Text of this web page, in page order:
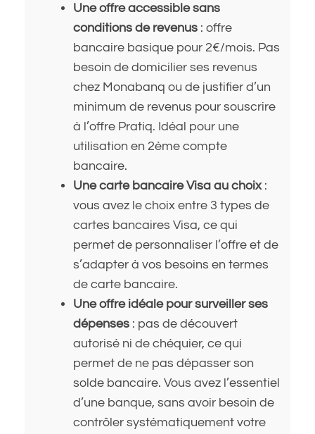
Une offre accessible sans
conditions de revenus : offre
bancaire basique pour 2€/mois. Pas
besoin de domicilier ses revenus
chez Monabanq ou de justifier d’un
minimum de revenus pour souscrire
à l’offre Pratiq. Idéal pour une
utilisation en 2ème compte
bancaire.
Une carte bancaire Visa au choix :
vous avez le choix entre 3 types de
cartes bancaires Visa, ce qui
permet de personnaliser l’offre et de
s’adapter à vos besoins en termes
de carte bancaire.
Une offre idéale pour surveiller ses
dépenses : pas de découvert
autorisé ni de chéquier, ce qui
permet de ne pas dépasser son
solde bancaire. Vous avez l’essentiel
d’une banque, sans avoir besoin de
contrôler systématiquement votre